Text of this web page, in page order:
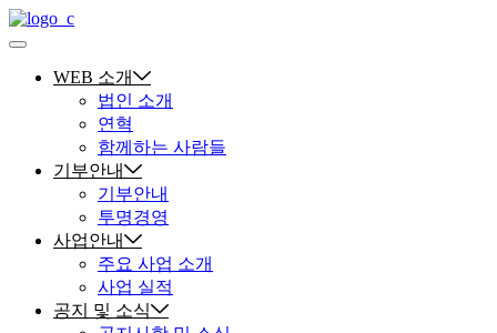
WEB 소개
법인 소개
연혁
함께하는 사람들
기부안내
기부안내
투명경영
사업안내
주요 사업 소개
사업 실적
공지 및 소식